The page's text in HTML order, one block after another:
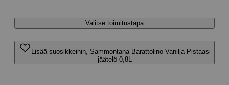
Valitse toimitustapa
Lisää suosikkeihin, Sammontana Barattolino Vanilja-Pistaasi
jäätelö 0,8L